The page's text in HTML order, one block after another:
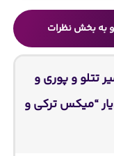
به بخش نظرات
تتلو و پوری و
“میکس ترکی و